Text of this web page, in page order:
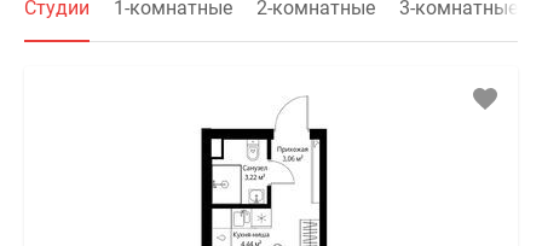
Студии 1-комнатные 2-комнатные 3-комнатные